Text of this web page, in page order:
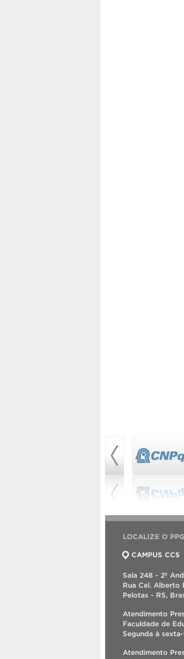
LOCALIZE O
CAMPUS CCS
Sala 248 - 2º
Rua Cel. Alberto
Pelotas - RS,
Atendimento
Faculdade de
Segunda à
Atendimento